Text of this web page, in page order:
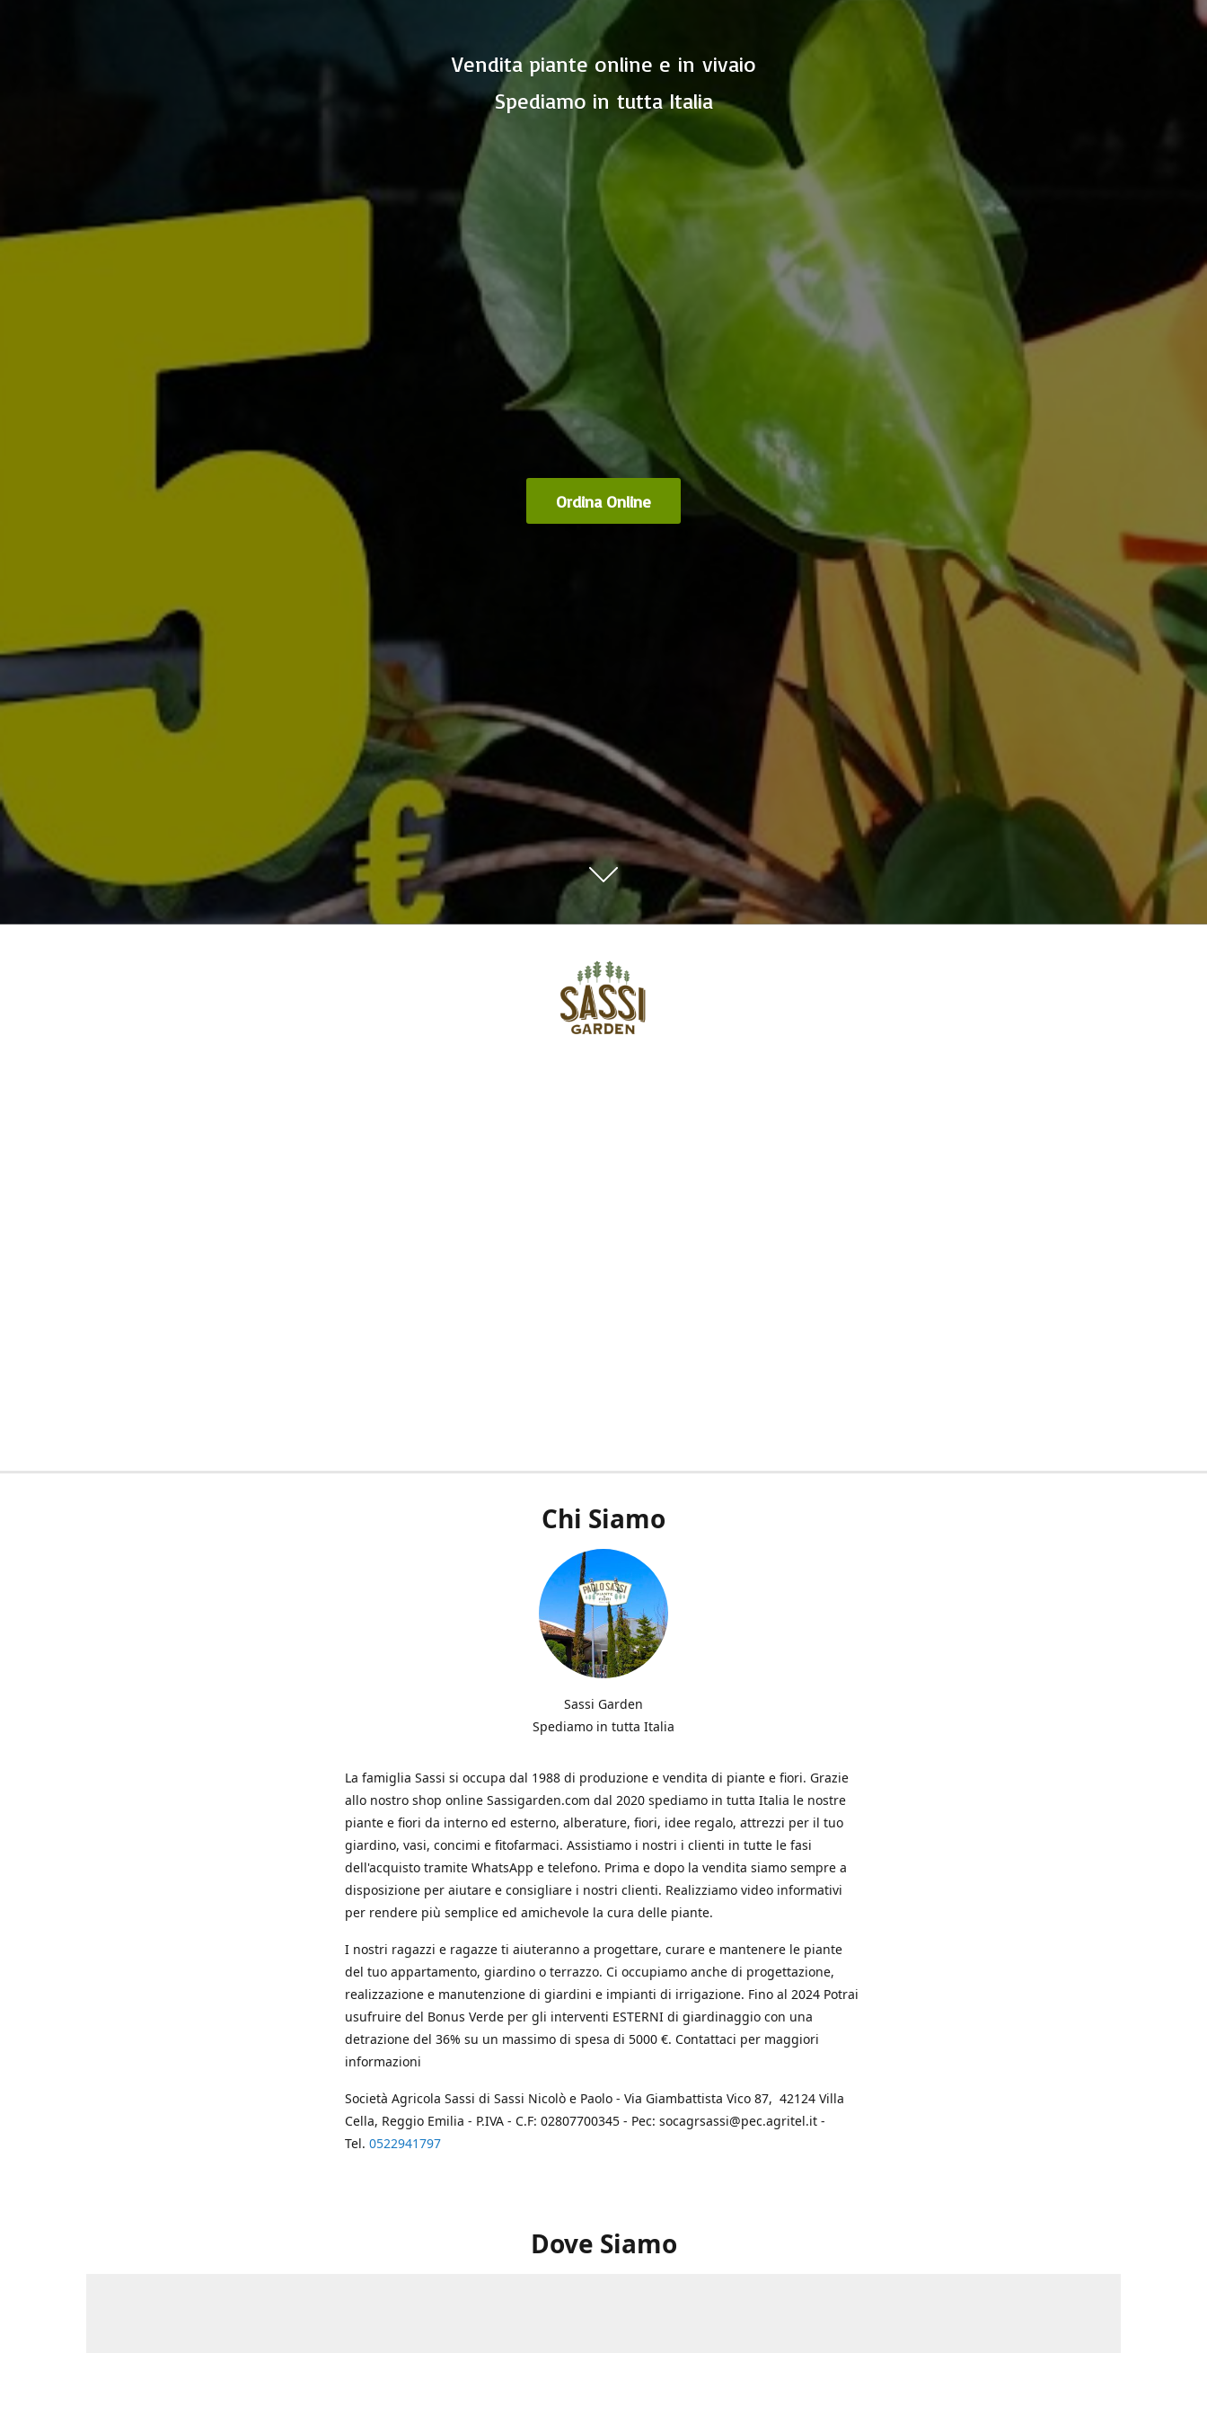
Vendita piante online e in vivaio
Spediamo in tutta Italia
Ordina Online
Chi Siamo
Sassi Garden
Spediamo in tutta Italia
La famiglia Sassi si occupa dal 1988 di produzione e vendita di piante e fiori. Grazie
allo nostro shop online Sassigarden.com dal 2020 spediamo in tutta Italia le nostre
piante e fiori da interno ed esterno, alberature, fiori, idee regalo, attrezzi per il tuo
giardino, vasi, concimi e fitofarmaci. Assistiamo i nostri i clienti in tutte le fasi
dell'acquisto tramite WhatsApp e telefono. Prima e dopo la vendita siamo sempre a
disposizione per aiutare e consigliare i nostri clienti. Realizziamo video informativi
per rendere più semplice ed amichevole la cura delle piante.
I nostri ragazzi e ragazze ti aiuteranno a progettare, curare e mantenere le piante
del tuo appartamento, giardino o terrazzo. Ci occupiamo anche di progettazione,
realizzazione e manutenzione di giardini e impianti di irrigazione. Fino al 2024 Potrai
usufruire del Bonus Verde per gli interventi ESTERNI di giardinaggio con una
detrazione del 36% su un massimo di spesa di 5000 €. Contattaci per maggiori
informazioni
Società Agricola Sassi di Sassi Nicolò e Paolo - Via Giambattista Vico 87, 42124 Villa
Cella, Reggio Emilia - P.IVA - C.F: 02807700345 - Pec: socagrsassi@pec.agritel.it -
Tel. 0522941797
Dove Siamo